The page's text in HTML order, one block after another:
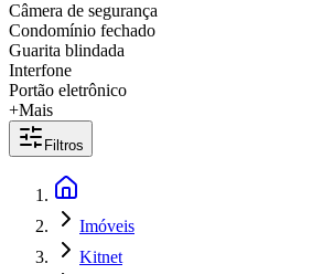
Câmera de segurança
Condomínio fechado
Guarita blindada
Interfone
Portão eletrônico
+Mais
Filtros
Imóveis
Kitnet